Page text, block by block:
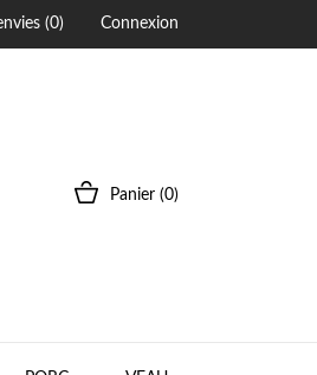
(0) Connexion
Panier (0)